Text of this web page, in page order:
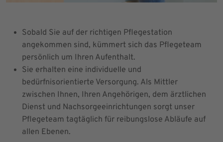
Sobald Sie auf der richtigen Pflegestation
angekommen sind, kümmert sich das Pflegeteam
persönlich um Ihren Aufenthalt.
Sie erhalten eine individuelle und
bedürfnisorientierte Versorgung. Als Mittler
zwischen Ihnen, Ihren Angehörigen, dem ärztlichen
Dienst und Nachsorgeeinrichtungen sorgt unser
Pflegeteam tagtäglich für reibungslose Abläufe auf
allen Ebenen.